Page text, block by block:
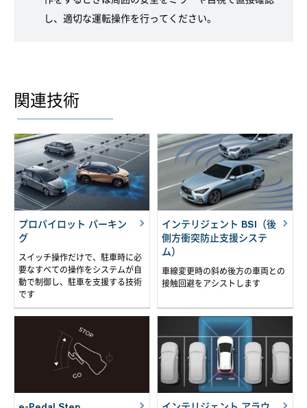
し、適切な運転操作を行ってください。
関連技術
プロパイロット パーキン
グ
スイッチ操作だけで、駐車時に必
要なすべての操作をシステムが自
動で制御し、駐車を支援する技術
です
インテリジェント BSI（後
側方衝突防止支援システ
ム）
車線変更時の斜め後方の車両との
接触回避をアシストします